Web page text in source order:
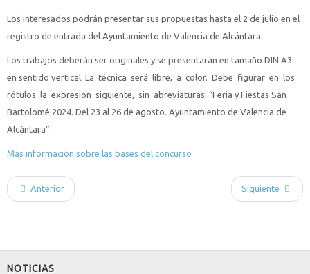
Los interesados podrán presentar sus propuestas hasta el 2 de julio en el
registro de entrada del Ayuntamiento de Valencia de Alcántara.
Los trabajos deberán ser originales y se presentarán en tamaño DIN A3
en sentido vertical. La técnica será libre, a color. Debe figurar en los
rótulos la expresión siguiente, sin abreviaturas: “Feria y Fiestas San
Bartolomé 2024. Del 23 al 26 de agosto. Ayuntamiento de Valencia de
Alcántara”.
Más información sobre las bases del concurso
Anterior Siguiente
NOTICIAS